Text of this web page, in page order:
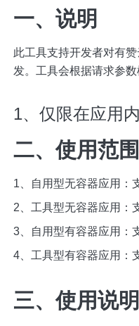
一、说明
此工具支持开发者对有
发。工具会根据请求参
1、仅限在应用
二、使用范围
1、自用型无容器应用：
2、工具型无容器应用：
3、自用型有容器应用：
4、工具型有容器应用：
三、使用说明